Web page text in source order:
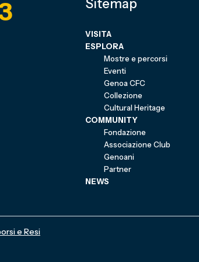
Sitemap
VISITA
ESPLORA
Mostre e percorsi
Eventi
Genoa CFC
Collezione
Cultural Heritage
COMMUNITY
Fondazione
Associazione Club
Genoani
Partner
NEWS
e Resi